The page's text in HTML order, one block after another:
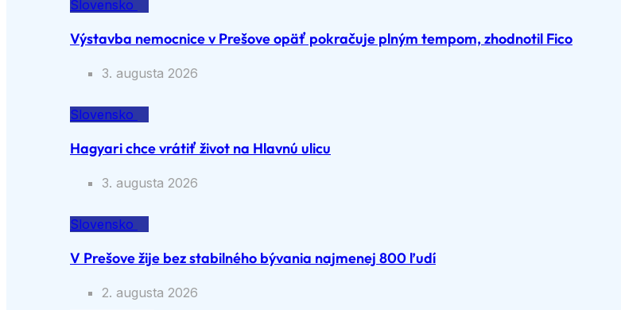
Slovensko
Výstavba nemocnice v Prešove opäť pokračuje plným tempom, zhodnotil Fico
3. augusta 2026
Slovensko
Hagyari chce vrátiť život na Hlavnú ulicu
3. augusta 2026
Slovensko
V Prešove žije bez stabilného bývania najmenej 800 ľudí
2. augusta 2026